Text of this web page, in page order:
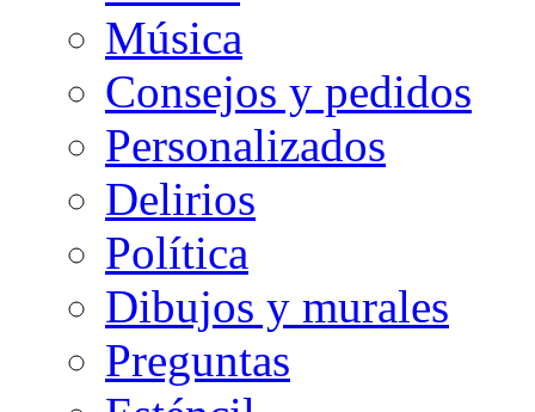
Música
Consejos y pedidos
Personalizados
Delirios
Política
Dibujos y murales
Preguntas